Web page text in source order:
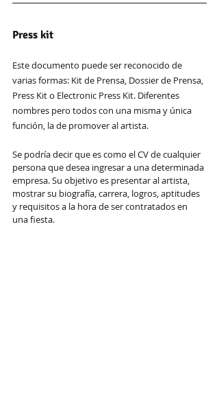
Press kit
Este documento puede ser reconocido de
varias formas: Kit de Prensa, Dossier de Prensa,
Press Kit o Electronic Press Kit. Diferentes
nombres pero todos con una misma y única
función, la de promover al artista.
Se podría decir que es como el CV de cualquier
persona que desea ingresar a una determinada
empresa. Su objetivo es presentar al artista,
mostrar su biografía, carrera, logros, aptitudes
y requisitos a la hora de ser contratados en
una fiesta.